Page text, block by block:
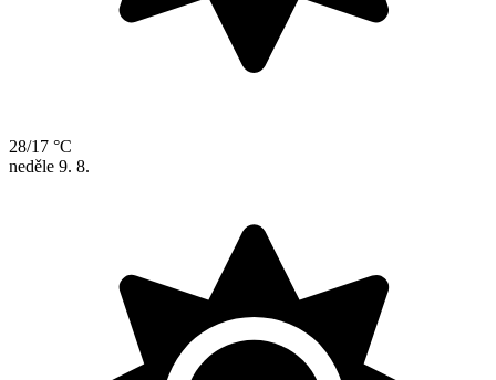
28/17 °C
neděle 9. 8.